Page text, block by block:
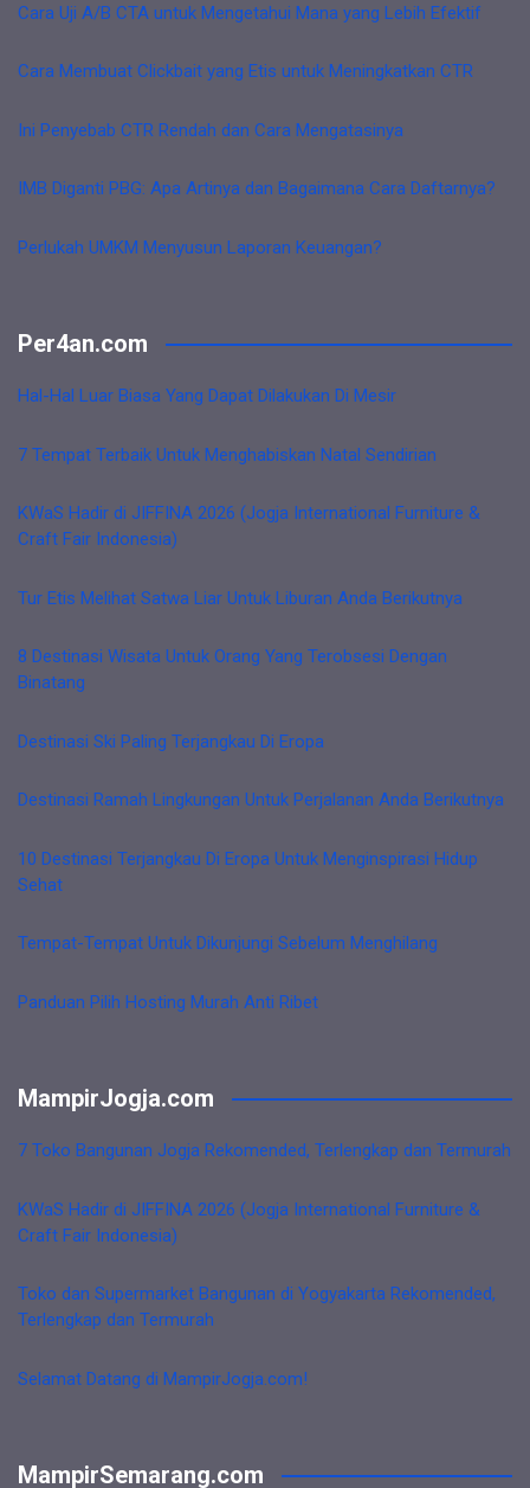
Cara Uji A/B CTA untuk Mengetahui Mana yang Lebih Efektif
Cara Membuat Clickbait yang Etis untuk Meningkatkan CTR
Ini Penyebab CTR Rendah dan Cara Mengatasinya
IMB Diganti PBG: Apa Artinya dan Bagaimana Cara Daftarnya?
Perlukah UMKM Menyusun Laporan Keuangan?
Per4an.com
Hal-Hal Luar Biasa Yang Dapat Dilakukan Di Mesir
7 Tempat Terbaik Untuk Menghabiskan Natal Sendirian
KWaS Hadir di JIFFINA 2026 (Jogja International Furniture &
Craft Fair Indonesia)
Tur Etis Melihat Satwa Liar Untuk Liburan Anda Berikutnya
8 Destinasi Wisata Untuk Orang Yang Terobsesi Dengan
Binatang
Destinasi Ski Paling Terjangkau Di Eropa
Destinasi Ramah Lingkungan Untuk Perjalanan Anda Berikutnya
10 Destinasi Terjangkau Di Eropa Untuk Menginspirasi Hidup
Sehat
Tempat-Tempat Untuk Dikunjungi Sebelum Menghilang
Panduan Pilih Hosting Murah Anti Ribet
MampirJogja.com
7 Toko Bangunan Jogja Rekomended, Terlengkap dan Termurah
KWaS Hadir di JIFFINA 2026 (Jogja International Furniture &
Craft Fair Indonesia)
Toko dan Supermarket Bangunan di Yogyakarta Rekomended,
Terlengkap dan Termurah
Selamat Datang di MampirJogja.com!
MampirSemarang.com